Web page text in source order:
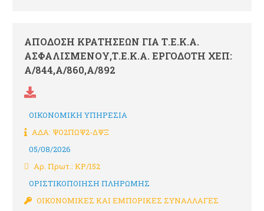
ΑΠΟΔΟΣΗ ΚΡΑΤΗΣΕΩΝ ΓΙΑ Τ.Ε.Κ.Α.
ΑΣΦΑΛΙΣΜΕΝΟΥ,Τ.Ε.Κ.Α. ΕΡΓΟΔΟΤΗ ΧΕΠ:
Α/844,Α/860,Α/892
ΟΙΚΟΝΟΜΙΚΗ ΥΠΗΡΕΣΙΑ
ΑΔΑ: ΨΟ2ΠΩΨ2-ΔΨΞ
05/08/2026
Αρ. Πρωτ.: ΚΡ/152
ΟΡΙΣΤΙΚΟΠΟΙΗΣΗ ΠΛΗΡΩΜΗΣ
ΟΙΚΟΝΟΜΙΚΕΣ ΚΑΙ ΕΜΠΟΡΙΚΕΣ ΣΥΝΑΛΛΑΓΕΣ